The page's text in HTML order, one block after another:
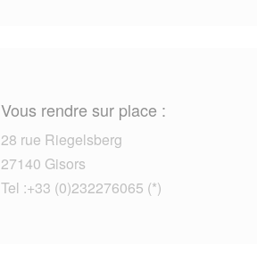
Vous rendre sur place :
28 rue Riegelsberg
27140 Gisors
Tel :+33 (0)232276065 (*)